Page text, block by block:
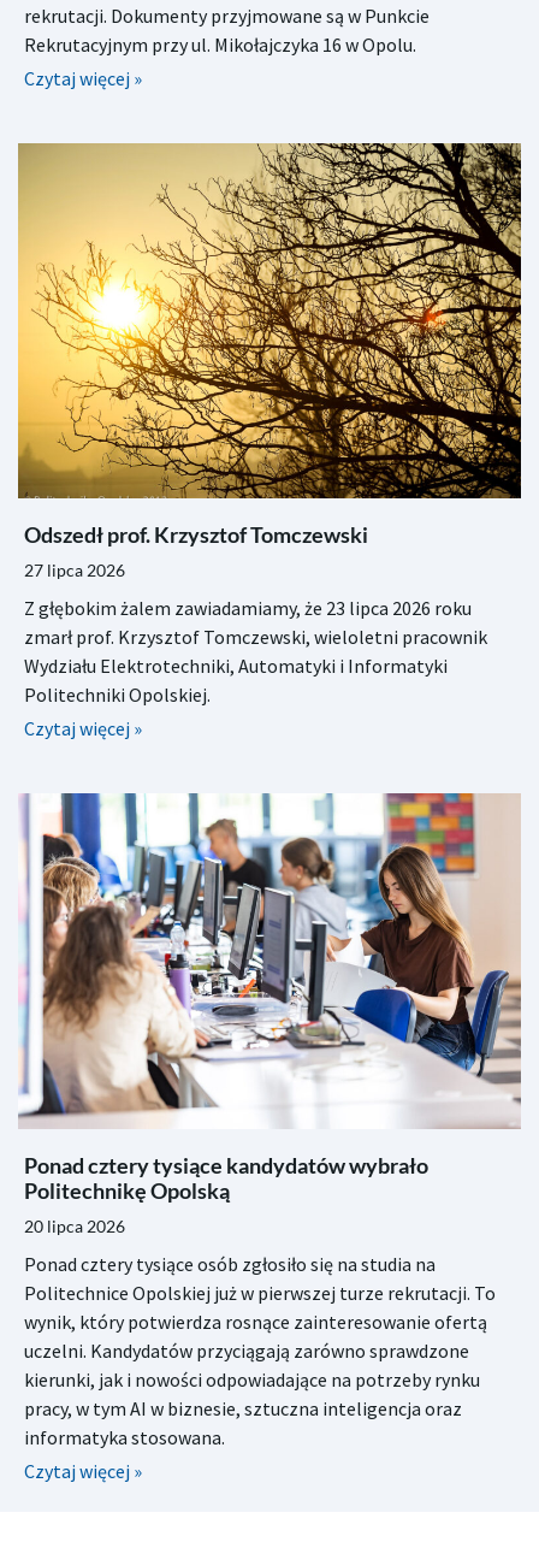
rekrutacji. Dokumenty przyjmowane są w Punkcie
Rekrutacyjnym przy ul. Mikołajczyka 16 w Opolu.
Czytaj więcej »
Odszedł prof. Krzysztof Tomczewski
27 lipca 2026
Z głębokim żalem zawiadamiamy, że 23 lipca 2026 roku
zmarł prof. Krzysztof Tomczewski, wieloletni pracownik
Wydziału Elektrotechniki, Automatyki i Informatyki
Politechniki Opolskiej.
Czytaj więcej »
Ponad cztery tysiące kandydatów wybrało
Politechnikę Opolską
20 lipca 2026
Ponad cztery tysiące osób zgłosiło się na studia na
Politechnice Opolskiej już w pierwszej turze rekrutacji. To
wynik, który potwierdza rosnące zainteresowanie ofertą
uczelni. Kandydatów przyciągają zarówno sprawdzone
kierunki, jak i nowości odpowiadające na potrzeby rynku
pracy, w tym AI w biznesie, sztuczna inteligencja oraz
informatyka stosowana.
Czytaj więcej »